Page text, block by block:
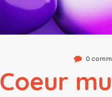
0
Coeur